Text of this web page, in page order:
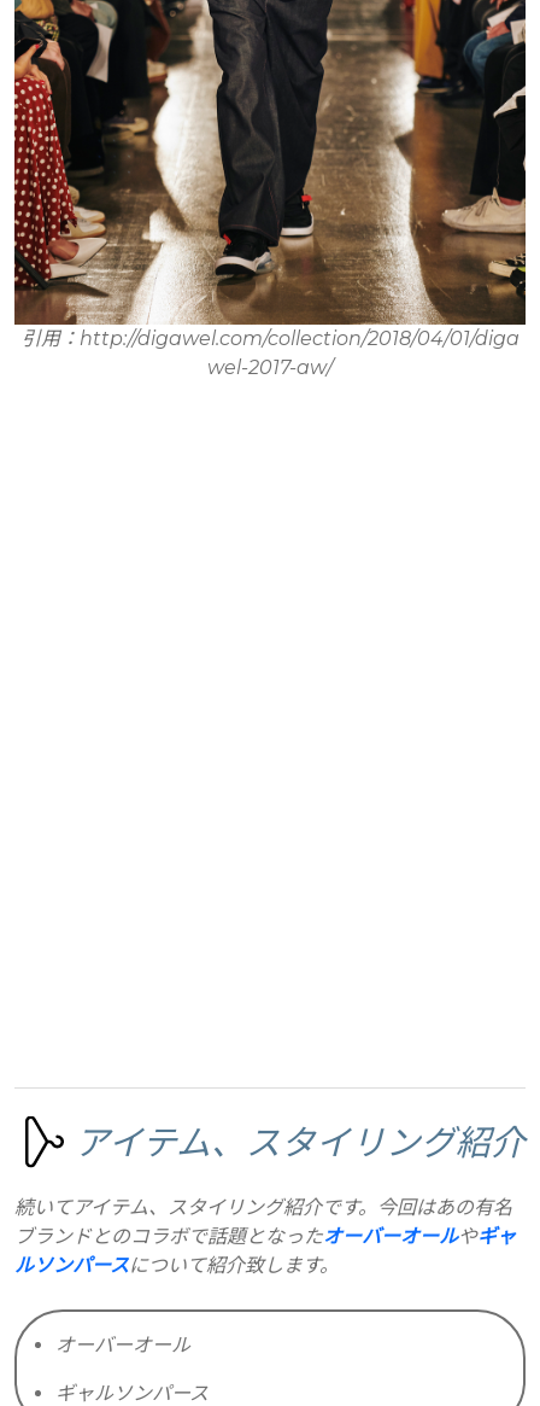
引用：http://digawel.com/collection/2018/04/01/diga
wel-2017-aw/
アイテム、スタイリング紹介
続いてアイテム、スタイリング紹介です。今回はあの有名
ブランドとのコラボで話題となったオーバーオールやギャ
ルソンパースについて紹介致します。
オーバーオール
ギャルソンパース